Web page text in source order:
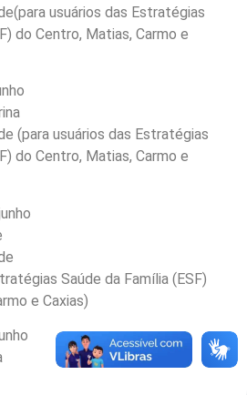
usuários das Estratégias
do Centro, Matias, Carmo e
(para usuários das Estratégias
do Centro, Matias, Carmo e
Saúde da Família (ESF)
e Caxias)